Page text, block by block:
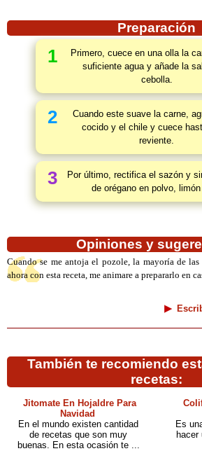
Preparación
1
Primero, cuece en una olla la
suficiente agua y añade la
cebolla.
2
Cuando este suave la carne,
cocido y el chile y cuece
reviente.
3
Por último, rectifica el sazón y
de orégano en polvo,
Opiniones y
Cuando se me antoja el pozole, la mayoría de
ahora con esta receta, me animare a prepararlo en
También te recomiendo
recetas:
Jitomate En Hojaldre Para
Navidad
En el mundo existen cantidad
de recetas que son muy
buenas. En esta ocasión te ...
Es
hacer